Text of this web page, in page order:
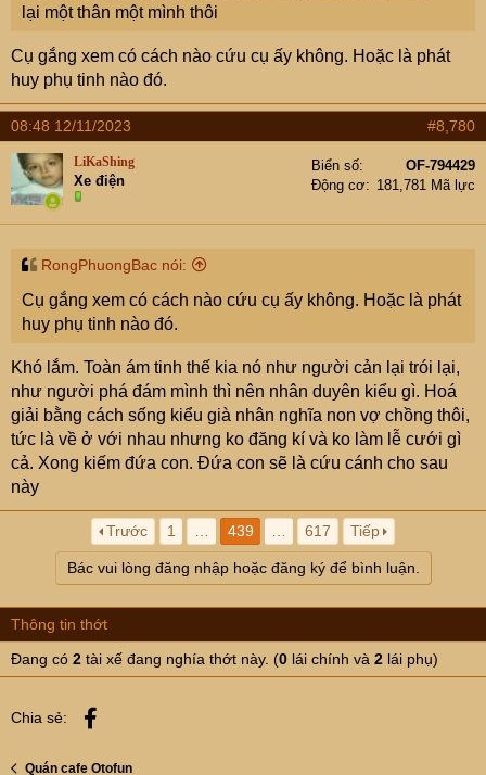
lại một thân một mình thôi
Cụ gắng xem có cách nào cứu cụ ấy không. Hoặc là phát
huy phụ tinh nào đó.
08:48 12/11/2023 #8,780
LiKaShing
Xe điện
Biển số
OF-794429
Động cơ
181,781 Mã lực
RongPhuongBac nói:
Cụ gắng xem có cách nào cứu cụ ấy không. Hoặc là phát
huy phụ tinh nào đó.
Khó lắm. Toàn ám tinh thế kia nó như người cản lại trói lại,
như người phá đám mình thì nên nhân duyên kiểu gì. Hoá
giải bằng cách sống kiểu già nhân nghĩa non vợ chồng thôi,
tức là về ở với nhau nhưng ko đăng kí và ko làm lễ cưới gì
cả. Xong kiếm đứa con. Đứa con sẽ là cứu cánh cho sau
này
Trước 1 … 439 … 617 Tiếp
Bác vui lòng đăng nhập hoặc đăng ký để bình luận.
Thông tin thớt
Đang có 2 tài xế đang nghía thớt này. (0 lái chính và 2 lái phụ)
Chia sẻ:
Quán cafe Otofun